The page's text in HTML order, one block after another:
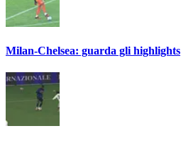
Milan-Chelsea: guarda gli highlights